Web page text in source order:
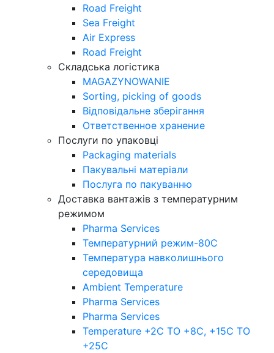
Road Freight
Sea Freight
Air Express
Road Freight
Складська логістика
MAGAZYNOWANIE
Sorting, picking of goods
Відповідальне зберігання
Ответственное хранение
Послуги по упаковці
Packaging materials
Пакувальнi матерiали
Послуга по пакуванню
Доставка вантажів з температурним
режимом
Pharma Services
Температурний режим-80С
Температура навколишнього
середовища
Ambient Temperature
Pharma Services
Pharma Services
Temperature +2C TO +8С, +15C TO
+25С